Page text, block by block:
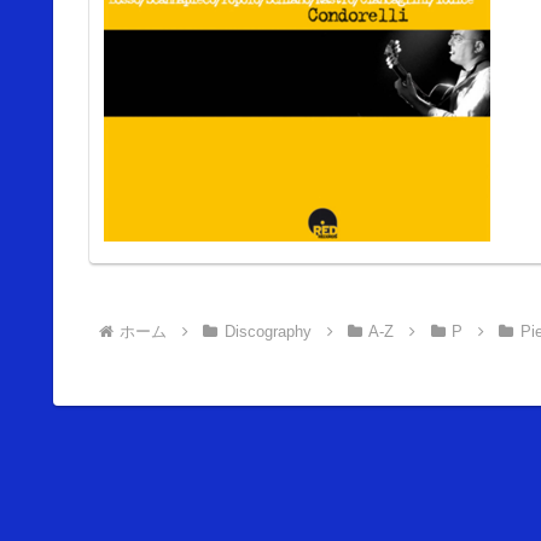
ホーム Discography A-Z P